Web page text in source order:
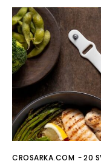
CROSARKA.COM -20